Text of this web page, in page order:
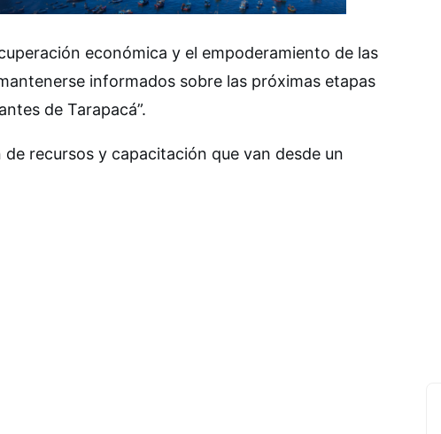
económica y el empoderamiento de las
informados sobre las próximas etapas
de Tarapacá”.
recursos y capacitación que van desde un